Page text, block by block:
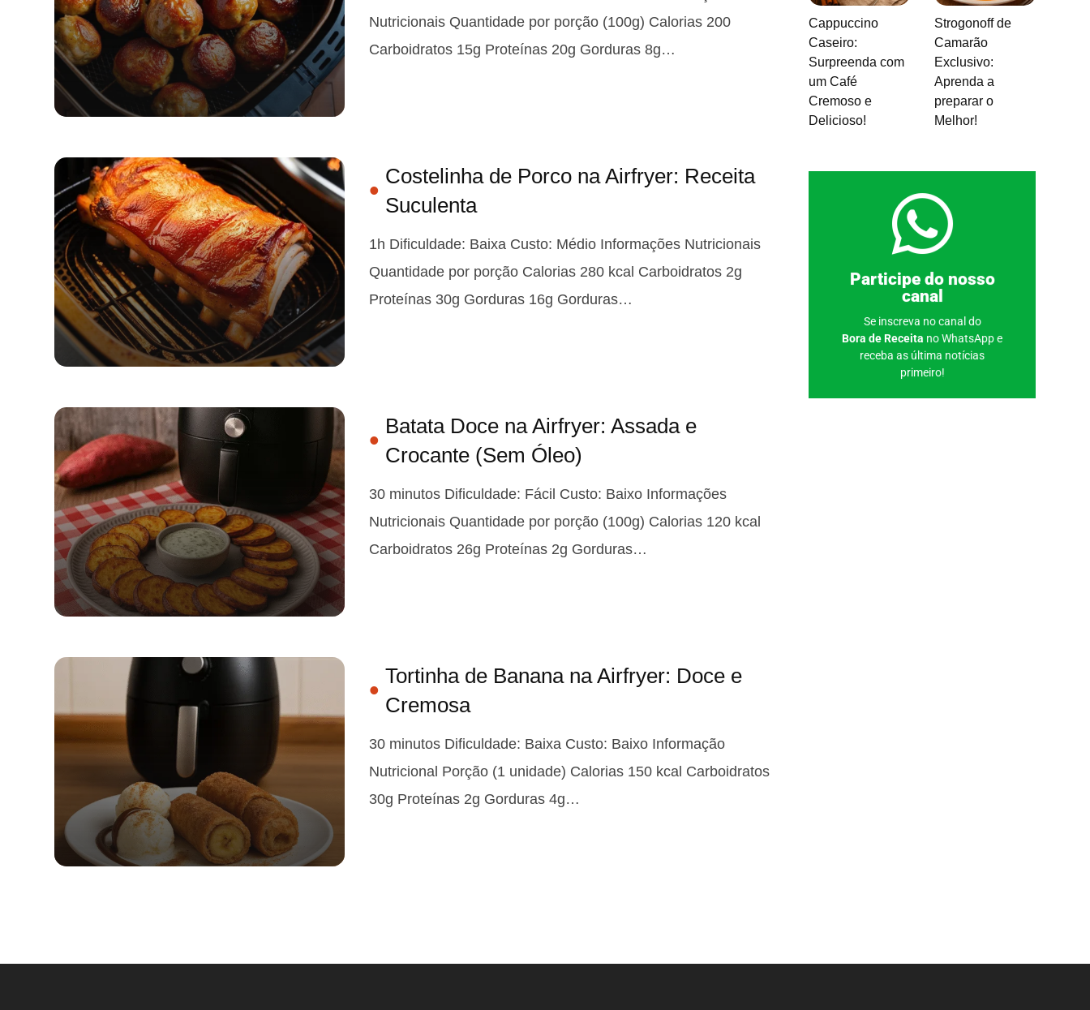
Nutricionais Quantidade por porção (100g) Calorias 200
Carboidratos 15g Proteínas 20g Gorduras 8g…
Costelinha de Porco na Airfryer: Receita
Suculenta
1h Dificuldade: Baixa Custo: Médio Informações Nutricionais
Quantidade por porção Calorias 280 kcal Carboidratos 2g
Proteínas 30g Gorduras 16g Gorduras…
Batata Doce na Airfryer: Assada e
Crocante (Sem Óleo)
30 minutos Dificuldade: Fácil Custo: Baixo Informações
Nutricionais Quantidade por porção (100g) Calorias 120 kcal
Carboidratos 26g Proteínas 2g Gorduras…
Tortinha de Banana na Airfryer: Doce e
Cremosa
30 minutos Dificuldade: Baixa Custo: Baixo Informação
Nutricional Porção (1 unidade) Calorias 150 kcal Carboidratos
30g Proteínas 2g Gorduras 4g…
Cappuccino
Caseiro:
Surpreenda com
um Café
Cremoso e
Delicioso!
Strogonoff de
Camarão
Exclusivo:
Aprenda a
preparar o
Melhor!
Participe do nosso
canal
Se inscreva no canal do
Bora de Receita no WhatsApp e
receba as última notícias
primeiro!
Clique aqui